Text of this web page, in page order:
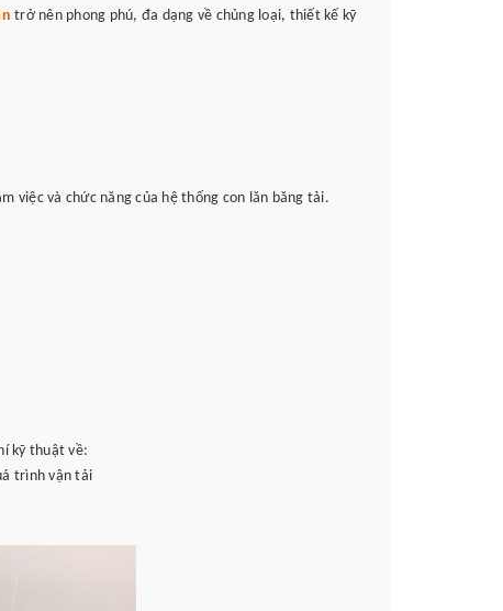
trở nên phong phú, đa dạng về chủng loại, thiết kế kỹ
việc và chức năng của hệ thống con lăn băng tải.
kỹ thuật về:
trình vận tải